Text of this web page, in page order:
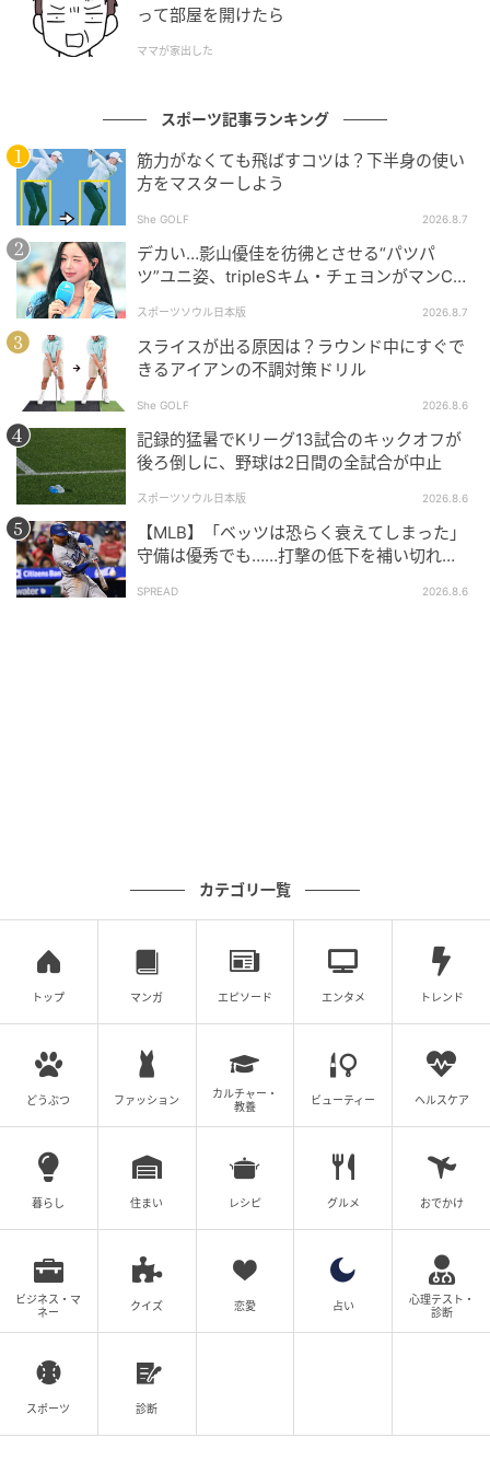
って部屋を開けたら
ママが家出した
スポーツ記事ランキング
筋力がなくても飛ばすコツは？下半身の使い
方をマスターしよう
She GOLF 2026.8.7
デカい…影山優佳を彷彿とさせる“パツパ
ツ”ユニ姿、tripleSキム・チェヨンがマンC対
スポーツソウル日本版 2026.8.7
スライスが出る原因は？ラウンド中にすぐで
きるアイアンの不調対策ドリル
She GOLF 2026.8.6
記録的猛暑でKリーグ13試合のキックオフが
後ろ倒しに、野球は2日間の全試合が中止
スポーツソウル日本版 2026.8.6
【MLB】「ベッツは恐らく衰えてしまった」
守備は優秀でも……打撃の低下を補い切れ
し始めるべき」
SPREAD 2026.8.6
カテゴリ一覧
トップ マンガ エピソード エンタメ トレンド
どうぶつ ファッション
カルチャー・
教養
ビューティー ヘルスケア
暮らし 住まい レシピ グルメ おでかけ
ビジネス・マ
ネー
クイズ 恋愛 占い
心理テスト・
診断
スポーツ 診断